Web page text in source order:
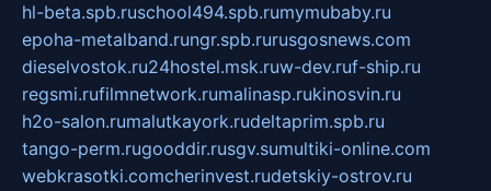
hl-beta.spb.ruschool494.spb.rumymubaby.ru
epoha-metalband.rungr.spb.rurusgosnews.com
dieselvostok.ru24hostel.msk.ruw-dev.ruf-ship.ru
regsmi.rufilmnetwork.rumalinasp.rukinosvin.ru
h2o-salon.rumalutkayork.rudeltaprim.spb.ru
tango-perm.rugooddir.rusgv.sumultiki-online.com
webkrasotki.comcherinvest.rudetskiy-ostrov.ru